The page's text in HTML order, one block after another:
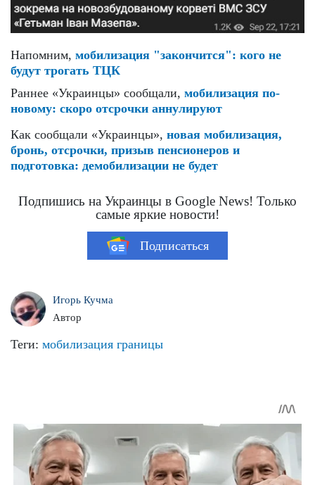
Напомним, мобилизация "закончится": кого не
будут трогать ТЦК
Раннее «Украинцы» сообщали, мобилизация по-
новому: скоро отсрочки аннулируют
Как сообщали «Украинцы», новая мобилизация,
бронь, отсрочки, призыв пенсионеров и
подготовка: демобилизации не будет
Подпишись на Украинцы в Google News! Только
самые яркие новости!
Подписаться
Игорь Кучма
Автор
Теги: мобилизация границы